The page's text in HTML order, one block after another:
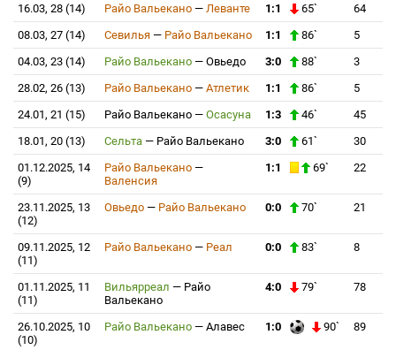
16.03, 28 (14)
Райо Вальекано — Леванте 1:1 65`
64
08.03, 27 (14)
Севилья — Райо Вальекано 1:1 86`
5
04.03, 23 (14)
Райо Вальекано — Овьедо 3:0 88`
3
28.02, 26 (13)
Райо Вальекано — Атлетик 1:1 86`
5
24.01, 21 (15)
Райо Вальекано — Осасуна 1:3 46`
45
18.01, 20 (13)
Сельта — Райо Вальекано 3:0 61`
30
01.12.2025, 14
(9)
Райо Вальекано —
Валенсия
1:1 69` 22
23.11.2025, 13
(12)
Овьедо — Райо Вальекано 0:0 70` 21
09.11.2025, 12
(11)
Райо Вальекано — Реал 0:0 83` 8
01.11.2025, 11
(11)
Вильярреал — Райо
Вальекано
4:0 79` 78
26.10.2025, 10
(10)
Райо Вальекано — Алавес 1:0 90` 89